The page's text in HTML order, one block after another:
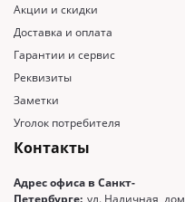
Акции и скидки
Доставка и оплата
Гарантии и сервис
Реквизиты
Заметки
Уголок потребителя
Контакты
Адрес офиса в Санкт-
Петербурге: ул. Наличная, дом